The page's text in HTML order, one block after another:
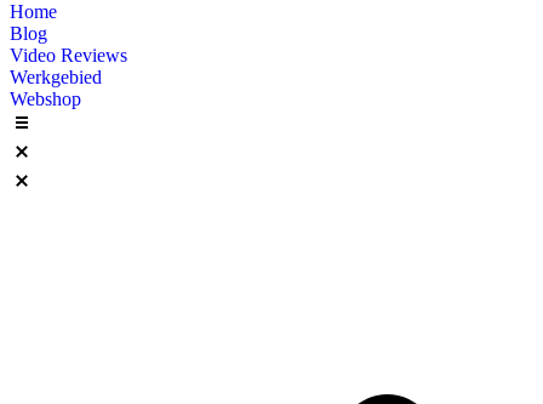
Home
Blog
Video Reviews
Werkgebied
Webshop